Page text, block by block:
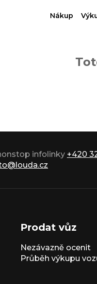
Nákup
infolinky +420
Prodat vůz
Nezávazně ocenit
Průběh výkupu